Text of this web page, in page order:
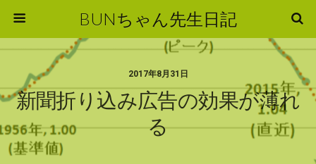
BUNちゃん先生日記
2017年8月31日
新聞折り込み広告の効果が薄れ
る